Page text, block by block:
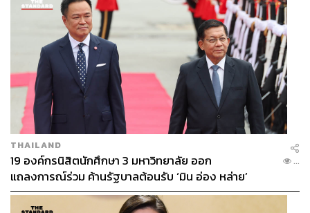
THAILAND
19 องค์กรนิสิตนักศึกษา 3 มหาวิทยาลัย ออก
แถลงการณ์ร่วม ค้านรัฐบาลต้อนรับ ‘มิน อ่อง หล่าย’
...